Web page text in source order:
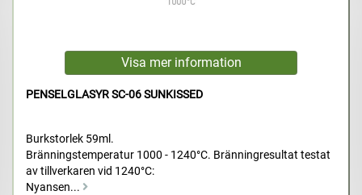
PENSELGLASYR SC-06 SUNKISSED
Burkstorlek 59ml.
Bränningstemperatur 1000 - 1240°C. Bränningresultat testat
av tillverkaren vid 1240°C:
Nyansen...